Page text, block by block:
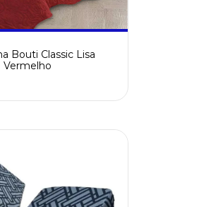
Bouti Classic Lisa
Vermelho